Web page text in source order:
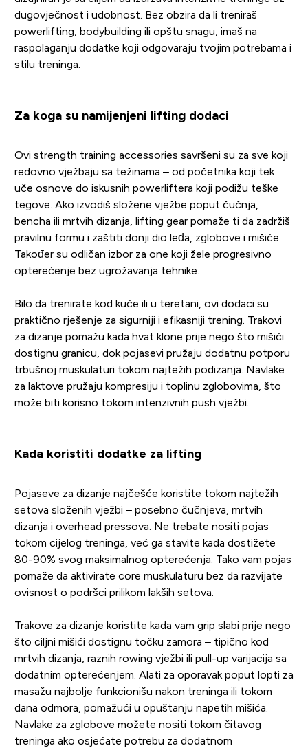
dugovječnost i udobnost. Bez obzira da li treniraš
powerlifting, bodybuilding ili opštu snagu, imaš na
raspolaganju dodatke koji odgovaraju tvojim potrebama i
stilu treninga.
Za koga su namijenjeni lifting dodaci
Ovi strength training accessories savršeni su za sve koji
redovno vježbaju sa težinama – od početnika koji tek
uče osnove do iskusnih powerliftera koji podižu teške
tegove. Ako izvodiš složene vježbe poput čučnja,
bencha ili mrtvih dizanja, lifting gear pomaže ti da zadržiš
pravilnu formu i zaštiti donji dio leđa, zglobove i mišiće.
Također su odličan izbor za one koji žele progresivno
opterećenje bez ugrožavanja tehnike.
Bilo da trenirate kod kuće ili u teretani, ovi dodaci su
praktično rješenje za sigurniji i efikasniji trening. Trakovi
za dizanje pomažu kada hvat klone prije nego što mišići
dostignu granicu, dok pojasevi pružaju dodatnu potporu
trbušnoj muskulaturi tokom najtežih podizanja. Navlake
za laktove pružaju kompresiju i toplinu zglobovima, što
može biti korisno tokom intenzivnih push vježbi.
Kada koristiti dodatke za lifting
Pojaseve za dizanje najčešće koristite tokom najtežih
setova složenih vježbi – posebno čučnjeva, mrtvih
dizanja i overhead pressova. Ne trebate nositi pojas
tokom cijelog treninga, već ga stavite kada dostižete
80-90% svog maksimalnog opterećenja. Tako vam pojas
pomaže da aktivirate core muskulaturu bez da razvijate
ovisnost o podršci prilikom lakših setova.
Trakove za dizanje koristite kada vam grip slabi prije nego
što ciljni mišići dostignu točku zamora – tipično kod
mrtvih dizanja, raznih rowing vježbi ili pull-up varijacija sa
dodatnim opterećenjem. Alati za oporavak poput lopti za
masažu najbolje funkcionišu nakon treninga ili tokom
dana odmora, pomažući u opuštanju napetih mišića.
Navlake za zglobove možete nositi tokom čitavog
treninga ako osjećate potrebu za dodatnom